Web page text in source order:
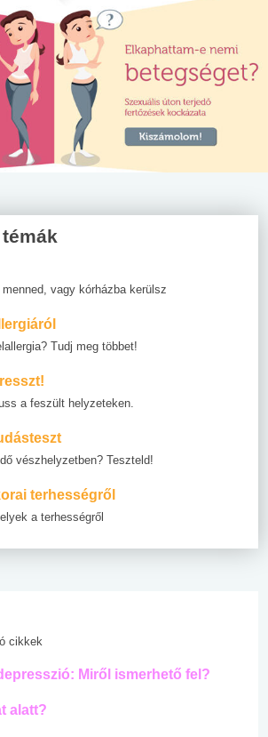
vagy kórházba kerülsz
Tudj meg többet!
a feszült helyzeteken.
vészhelyzetben? Teszteld!
terhességről
a terhességről
cikkek
Miről ismerhető fel?
alatt?